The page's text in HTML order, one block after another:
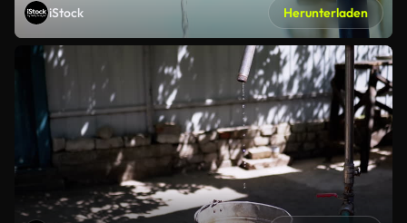
iStock Herunterladen